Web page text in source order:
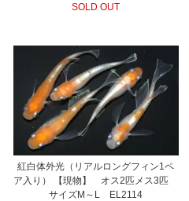
SOLD OUT
紅白体外光（リアルロングフィン1ペ
ア入り） 【現物】 オス2匹メス3匹
サイズM～L EL2114